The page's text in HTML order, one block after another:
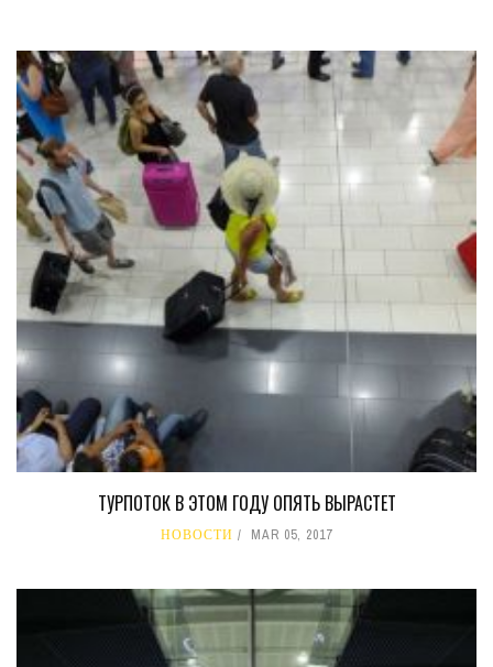
ТУРПОТОК В ЭТОМ ГОДУ ОПЯТЬ ВЫРАСТЕТ
НОВОСТИ MAR 05, 2017